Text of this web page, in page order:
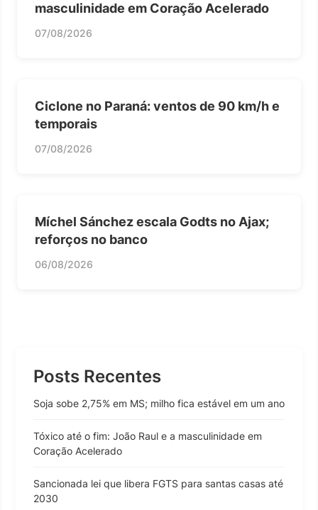
masculinidade em Coração Acelerado
07/08/2026
Ciclone no Paraná: ventos de 90 km/h e
temporais
07/08/2026
Míchel Sánchez escala Godts no Ajax;
reforços no banco
06/08/2026
Posts Recentes
Soja sobe 2,75% em MS; milho fica estável em um ano
Tóxico até o fim: João Raul e a masculinidade em
Coração Acelerado
Sancionada lei que libera FGTS para santas casas até
2030